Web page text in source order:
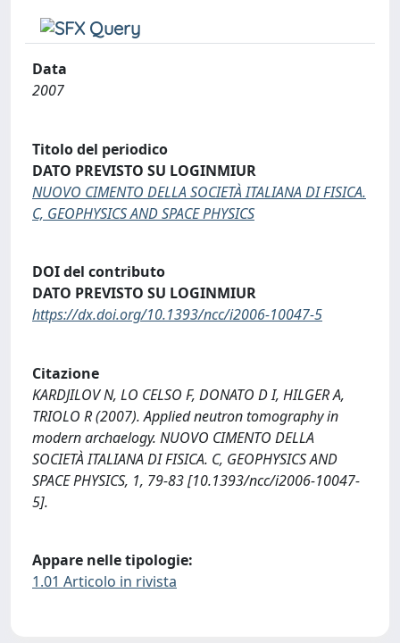
Data
2007
Titolo del periodico
DATO PREVISTO SU LOGINMIUR
NUOVO CIMENTO DELLA SOCIETÀ ITALIANA DI FISICA.
C, GEOPHYSICS AND SPACE PHYSICS
DOI del contributo
DATO PREVISTO SU LOGINMIUR
https://dx.doi.org/10.1393/ncc/i2006-10047-5
Citazione
KARDJILOV N, LO CELSO F, DONATO D I, HILGER A,
TRIOLO R (2007). Applied neutron tomography in
modern archaelogy. NUOVO CIMENTO DELLA
SOCIETÀ ITALIANA DI FISICA. C, GEOPHYSICS AND
SPACE PHYSICS, 1, 79-83 [10.1393/ncc/i2006-10047-
5].
Appare nelle tipologie:
1.01 Articolo in rivista